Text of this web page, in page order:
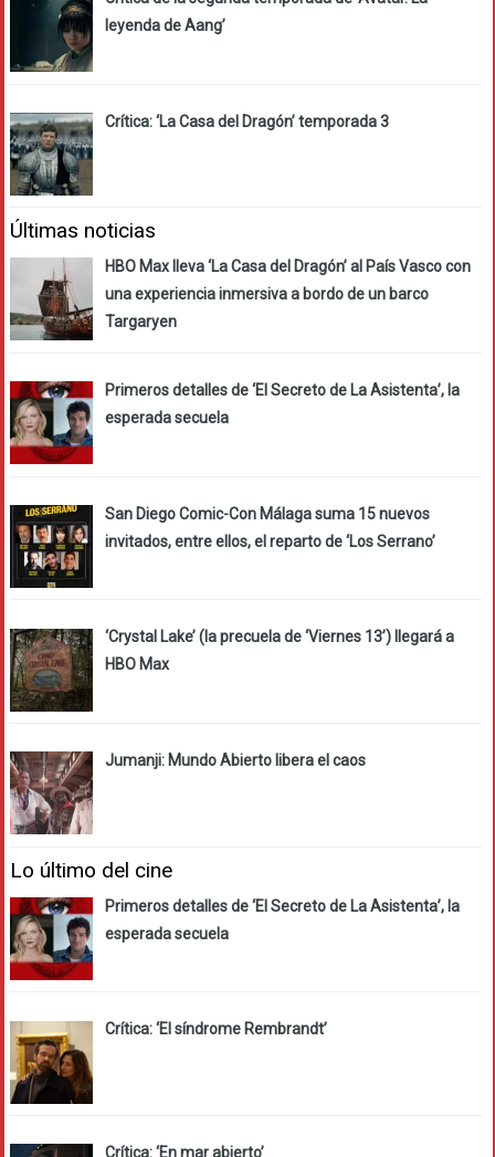
leyenda de Aang’
Crítica: ‘La Casa del Dragón’ temporada 3
Últimas noticias
HBO Max lleva ‘La Casa del Dragón’ al País Vasco con
una experiencia inmersiva a bordo de un barco
Targaryen
Primeros detalles de ‘El Secreto de La Asistenta’, la
esperada secuela
San Diego Comic-Con Málaga suma 15 nuevos
invitados, entre ellos, el reparto de ‘Los Serrano’
‘Crystal Lake’ (la precuela de ‘Viernes 13’) llegará a
HBO Max
Jumanji: Mundo Abierto libera el caos
Lo último del cine
Primeros detalles de ‘El Secreto de La Asistenta’, la
esperada secuela
Crítica: ‘El síndrome Rembrandt’
Crítica: ‘En mar abierto’